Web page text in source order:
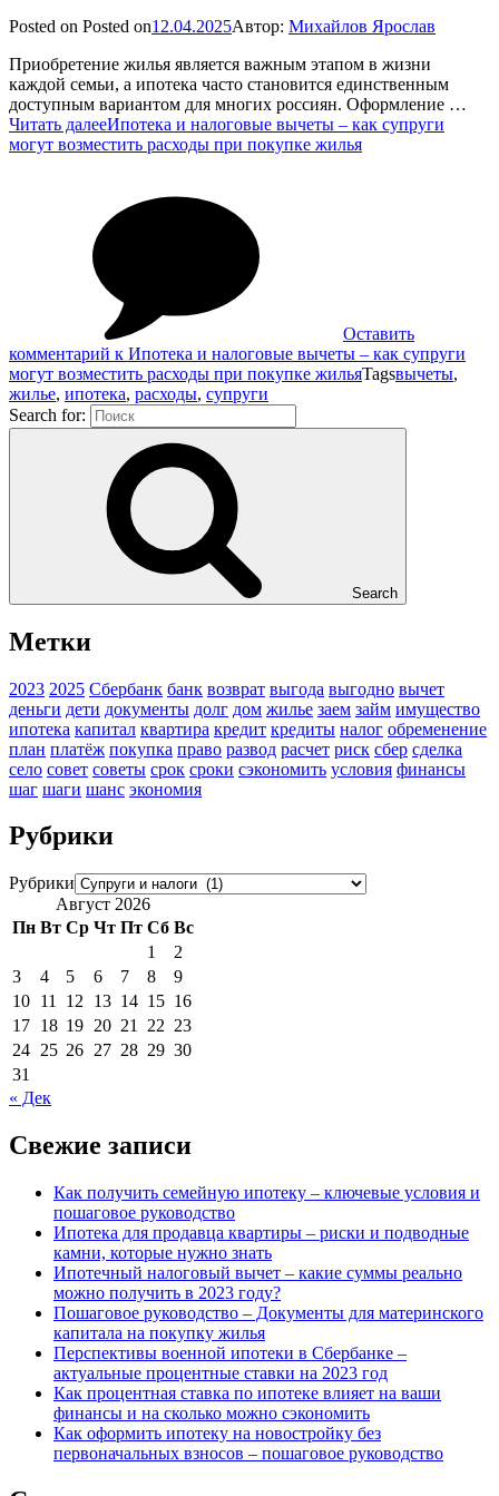
Posted on Posted on12.04.2025Автор: Михайлов Ярослав
Приобретение жилья является важным этапом в жизни
каждой семьи, а ипотека часто становится единственным
доступным вариантом для многих россиян. Оформление …
Читать далееИпотека и налоговые вычеты – как супруги
могут возместить расходы при покупке жилья
Оставить
комментарий к Ипотека и налоговые вычеты – как супруги
могут возместить расходы при покупке жильяTagsвычеты,
жилье, ипотека, расходы, супруги
Search for:
Search
Метки
2023 2025 Сбербанк банк возврат выгода выгодно вычет
деньги дети документы долг дом жилье заем займ имущество
ипотека капитал квартира кредит кредиты налог обременение
план платёж покупка право развод расчет риск сбер сделка
село совет советы срок сроки сэкономить условия финансы
шаг шаги шанс экономия
Рубрики
Рубрики
Август 2026
Пн Вт Ср Чт Пт Сб Вс
1
2
3
4 5 6 7 8
9
10 11 12 13 14 15 16
17 18 19 20 21 22 23
24 25 26 27 28 29 30
31
« Дек
Свежие записи
Как получить семейную ипотеку – ключевые условия и
пошаговое руководство
Ипотека для продавца квартиры – риски и подводные
камни, которые нужно знать
Ипотечный налоговый вычет – какие суммы реально
можно получить в 2023 году?
Пошаговое руководство – Документы для материнского
капитала на покупку жилья
Перспективы военной ипотеки в Сбербанке –
актуальные процентные ставки на 2023 год
Как процентная ставка по ипотеке влияет на ваши
финансы и на сколько можно сэкономить
Как оформить ипотеку на новостройку без
первоначальных взносов – пошаговое руководство